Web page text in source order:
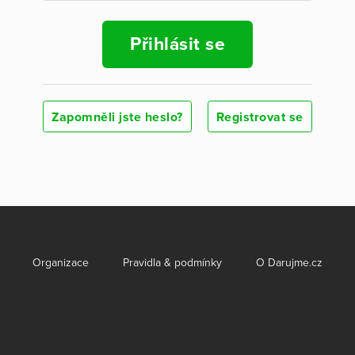
Přihlásit se
Zapomněli jste heslo? Registrovat se
Organizace Pravidla & podmínky O Darujme.cz